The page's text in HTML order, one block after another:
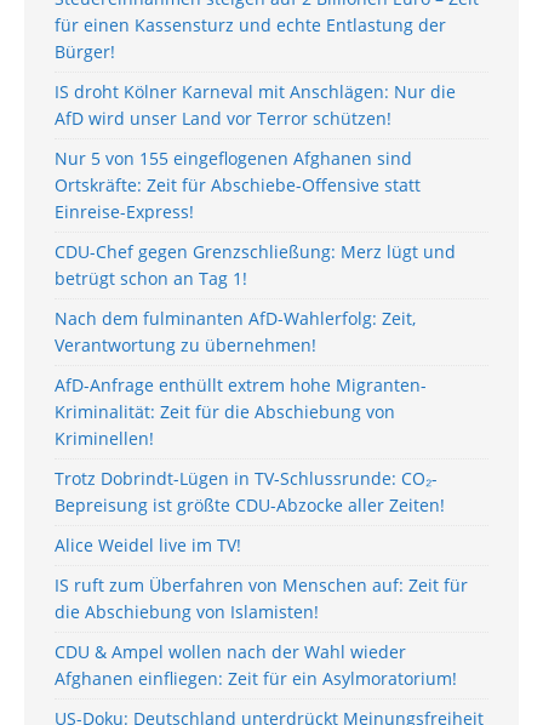
für einen Kassensturz und echte Entlastung der
Bürger!
IS droht Kölner Karneval mit Anschlägen: Nur die
AfD wird unser Land vor Terror schützen!
Nur 5 von 155 eingeflogenen Afghanen sind
Ortskräfte: Zeit für Abschiebe-Offensive statt
Einreise-Express!
CDU-Chef gegen Grenzschließung: Merz lügt und
betrügt schon an Tag 1!
Nach dem fulminanten AfD-Wahlerfolg: Zeit,
Verantwortung zu übernehmen!
AfD-Anfrage enthüllt extrem hohe Migranten-
Kriminalität: Zeit für die Abschiebung von
Kriminellen!
Trotz Dobrindt-Lügen in TV-Schlussrunde: CO₂-
Bepreisung ist größte CDU-Abzocke aller Zeiten!
Alice Weidel live im TV!
IS ruft zum Überfahren von Menschen auf: Zeit für
die Abschiebung von Islamisten!
CDU & Ampel wollen nach der Wahl wieder
Afghanen einfliegen: Zeit für ein Asylmoratorium!
US-Doku: Deutschland unterdrückt Meinungsfreiheit